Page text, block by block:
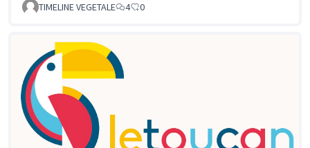
TIMELINE VEGETALE
4 0